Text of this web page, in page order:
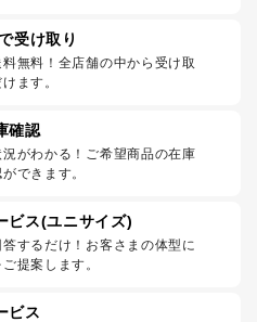
受け取り
無料！全店舗の中から受け取
ます。
確認
がわかる！ご希望商品の在庫
できます。
ビス(ユニサイズ)
するだけ！お客さまの体型に
提案します。
ビス